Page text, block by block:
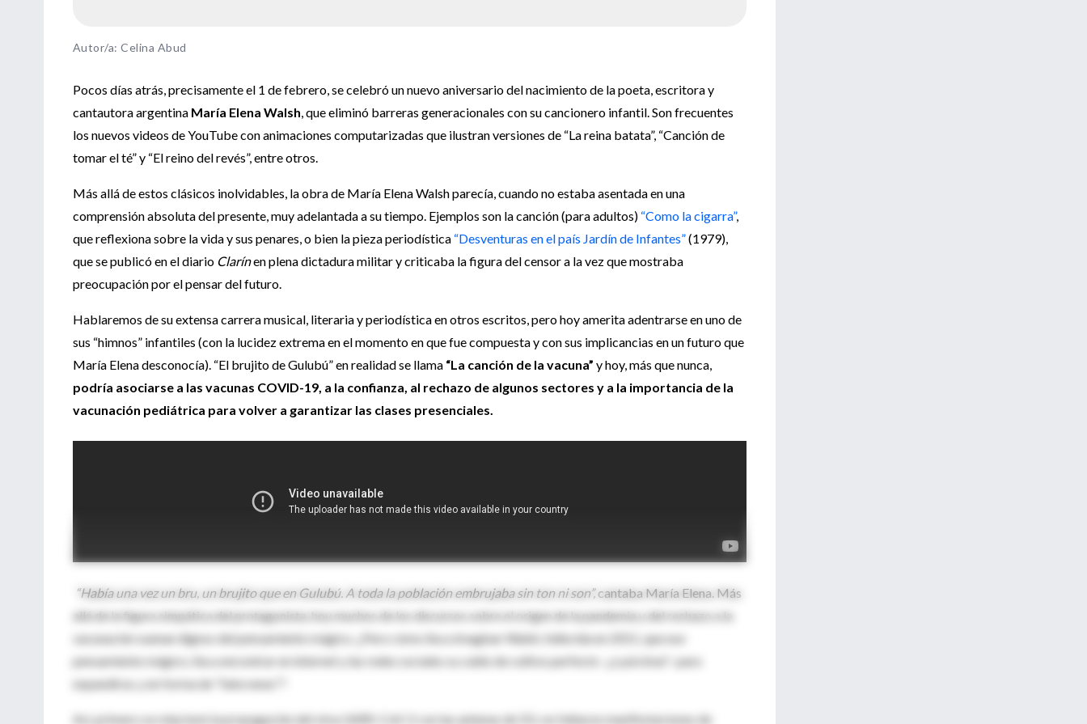
Autor/a: Celina Abud
Pocos días atrás, precisamente el 1 de febrero, se celebró un nuevo aniversario del nacimiento de la poeta, escritora y
cantautora argentina María Elena Walsh , que eliminó barreras generacionales con su cancionero infantil. Son frecuentes
los nuevos videos de YouTube con animaciones computarizadas que ilustran versiones de “La reina batata”, “Canción de
tomar el té” y “El reino del revés”, entre otros.
Más allá de estos clásicos inolvidables, la obra de María Elena Walsh parecía, cuando no estaba asentada en una
comprensión absoluta del presente, muy adelantada a su tiempo. Ejemplos son la canción (para adultos) “Como la cigarra”,
que reflexiona sobre la vida y sus penares, o bien la pieza periodística “Desventuras en el país Jardín de Infantes”(1979),
que se publicó en el diario Clarínen plena dictadura militar y criticaba la figura del censor a la vez que mostraba
preocupación por el pensar del futuro.
Hablaremos de su extensa carrera musical, literaria y periodística en otros escritos, pero hoy amerita adentrarse en uno de
sus “himnos” infantiles (con la lucidez extrema en el momento en que fue compuesta y con sus implicancias en un futuro que
María Elena desconocía). “El brujito de Gulubú” en realidad se llama “La canción de la vacuna” y hoy, más que nunca,
podría asociarse a las vacunas COVID-19, a la confianza, al rechazo de algunos sectores y a la importancia de la
vacunación pediátrica para volver a garantizar las clases presenciales.
“Había una vez un bru, un brujito que en Gulubú. A toda la población embrujaba sin ton ni son”,cantaba María Elena. Más
allá de la figura simpática del protagonista, hoy muchos de los discursos sobre el origen de la pandemia y del rechazo a la
vacunación suenan dignos del pensamiento mágico. ¿Pero cómo iba a imaginar Walsh, fallecida en 2011, que ese
pensamiento mágico, iba a encontrar en internet y las redes sociales su caldo de cultivo perfecto -¿o pócima?- para
expandirse, y en forma de “fake news”?
Así, primero se relacionó la propagación del virus SARS-CoV-2 con las antenas de 5G; no faltaron manifestaciones de